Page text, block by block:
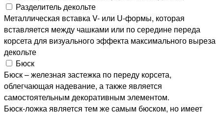
Разделитель декольте
Металлическая вставка V- или U-формы, которая
вставляется между чашками или по середине переда
корсета для визуального эффекта максимального выреза
декольте
Бюск
Бюск – железная застежка по переду корсета,
облегчающая надевание, а также является
самостоятельным декоративным элементом.
Бюск-ложка является тем же самым бюском, но имеет